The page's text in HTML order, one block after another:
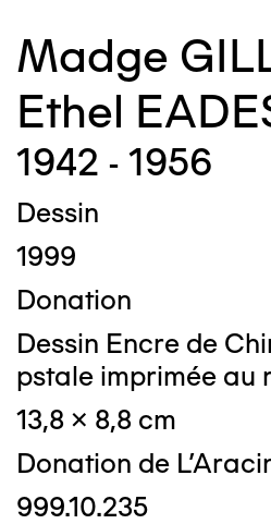
Madge
Ethel
1942 - 1956
Dessin
1999
Donation
Dessin Encre de
pstale imprimée au
13,8 x 8,8 cm
Donation de
999.10.235